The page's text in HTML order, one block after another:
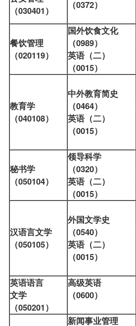
（030401）
（0372）
餐饮管理
（020119）
国外饮食文化
（0989）
英语（二）
（0015）
教育学
（040108）
中外教育简史
（0464）
英语（二）
（0015）
秘书学
（050104）
领导科学
（0320）
英语（二）
（0015）
汉语言文学
（050105）
外国文学史
（0540）
英语（二）
（0015）
英语语言
文学
（050201）
高级英语
（0600）
新闻事业管理